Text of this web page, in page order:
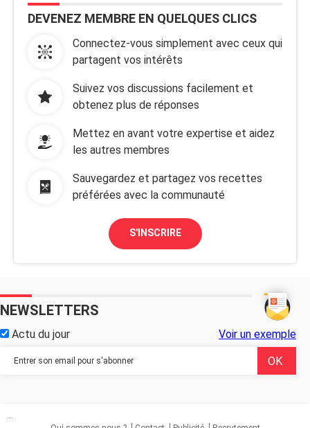
DEVENEZ MEMBRE EN QUELQUES CLICS
Connectez-vous simplement avec ceux qui
partagent vos intérêts
Suivez vos discussions facilement et
obtenez plus de réponses
Mettez en avant votre expertise et aidez
les autres membres
Sauvegardez et partagez vos recettes
préférées avec la communauté
S'INSCRIRE
NEWSLETTERS
Actu du jour Voir un exemple
...